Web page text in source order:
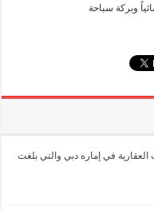
في إماره دبي والتي بلغت